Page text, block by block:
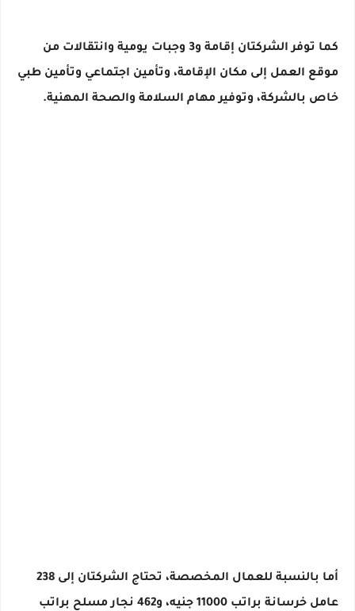
كما توفر الشركتان إقامة و3 وجبات يومية وانتقالات من
موقع العمل إلى مكان الإقامة، وتأمين اجتماعي وتأمين طبي
خاص بالشركة، وتوفير مهام السلامة والصحة المهنية.
أما بالنسبة للعمال المخصصة، تحتاج الشركتان إلى 238
عامل خرسانة براتب 11000 جنيه، و462 نجار مسلح براتب